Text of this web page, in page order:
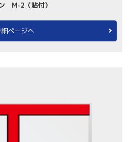
M-2（貼付）
ページへ